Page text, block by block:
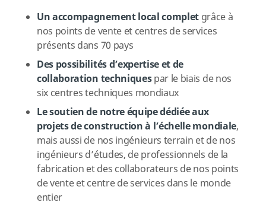
Un accompagnement local complet grâce à
nos points de vente et centres de services
présents dans 70 pays
Des possibilités d’expertise et de
collaboration techniquespar le biais de nos
six centres techniques mondiaux
Le soutien de notre équipe dédiée aux
projets de construction à l’échelle mondiale,
mais aussi de nos ingénieurs terrain et de nos
ingénieurs d’études, de professionnels de la
fabrication et des collaborateurs de nos points
de vente et centre de services dans le monde
entier